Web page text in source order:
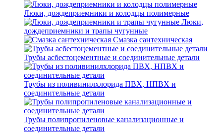
Люки, дождеприемники и колодцы полимерные
Люки,
дождеприемники и трапы чугунные
Смазка сантехническая
Трубы асбестоцементные и соединительные детали
Трубы из поливинилхлорида ПВХ, НПВХ и
соединительные детали
Трубы полипропиленовые канализационные и
соединительные детали